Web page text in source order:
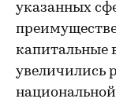
указанных
капитальные
увеличились